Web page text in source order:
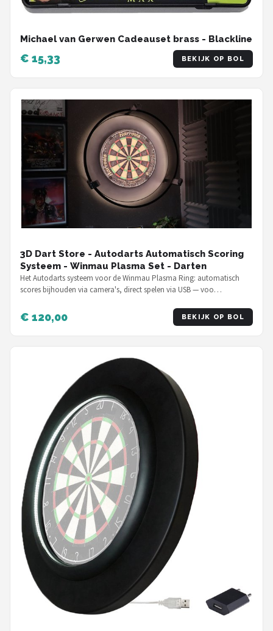
Michael van Gerwen Cadeauset brass - Blackline
€ 15,33 BEKIJK OP BOL
3D Dart Store - Autodarts Automatisch Scoring
Systeem - Winmau Plasma Set - Darten
Het Autodarts systeem voor de Winmau Plasma Ring: automatisch
scores bijhouden via camera's, direct spelen via USB — voo…
€ 120,00 BEKIJK OP BOL